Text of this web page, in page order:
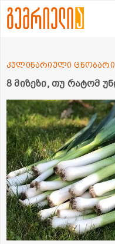
8 მიზეზი, თუ რატომ
კულინარიული ცნობარი